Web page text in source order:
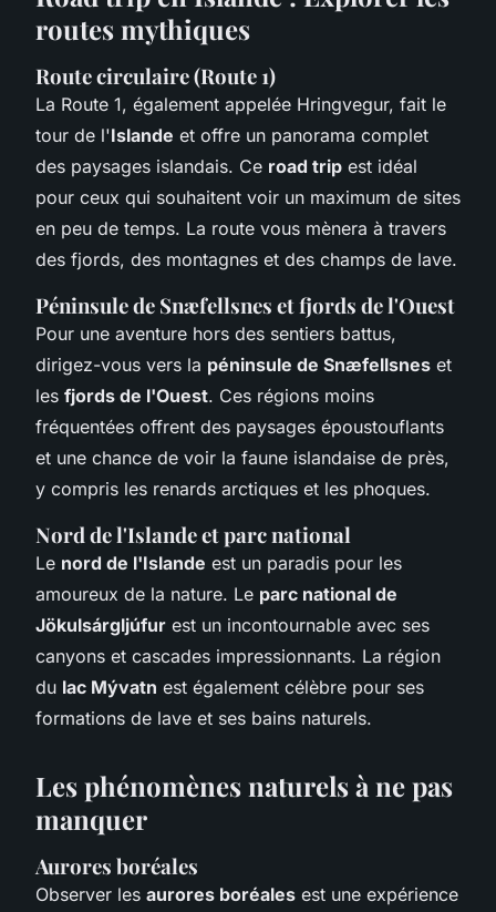
routes mythiques
Route circulaire (Route 1)
La Route 1, également appelée Hringvegur, fait le
tour de l'Islande et offre un panorama complet
des paysages islandais. Ce road trip est idéal
pour ceux qui souhaitent voir un maximum de sites
en peu de temps. La route vous mènera à travers
des fjords, des montagnes et des champs de lave.
Péninsule de Snæfellsnes et fjords de l'Ouest
Pour une aventure hors des sentiers battus,
dirigez-vous vers la péninsule de Snæfellsnes et
les fjords de l'Ouest. Ces régions moins
fréquentées offrent des paysages époustouflants
et une chance de voir la faune islandaise de près,
y compris les renards arctiques et les phoques.
Nord de l'Islande et parc national
Le nord de l'Islande est un paradis pour les
amoureux de la nature. Le parc national de
Jökulsárgljúfur est un incontournable avec ses
canyons et cascades impressionnants. La région
du lac Mývatn est également célèbre pour ses
formations de lave et ses bains naturels.
Les phénomènes naturels à ne pas
manquer
Aurores boréales
Observer les aurores boréales est une expérience